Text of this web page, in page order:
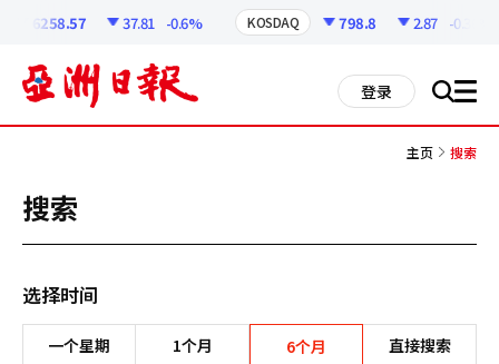
6258.57 37.81 -0.6% KOSDAQ 798.8 2.87 -0.36%
登录 搜 all
主页 搜索
搜索
选择时间
一个星期 1个月 6个月 直接搜索